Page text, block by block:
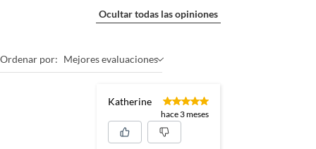
Ocultar todas las opiniones
Ordenar por: Mejores evaluaciones
Katherine
hace 3 meses